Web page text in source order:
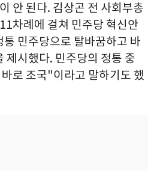
안 된다. 김상곤 전 사회부총
차례에 걸쳐 민주당 혁신안
민주당으로 탈바꿈하고 바
제시했다. 민주당의 정통 중
로 조국"이라고 말하기도 했